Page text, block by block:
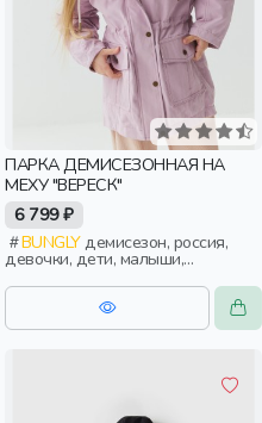
ПАРКА ДЕМИСЕЗОННАЯ НА
МЕХУ "ВЕРЕСК"
6 799 ₽
BUNGLYдемисезон, россия,
девочки, дети, малыши,